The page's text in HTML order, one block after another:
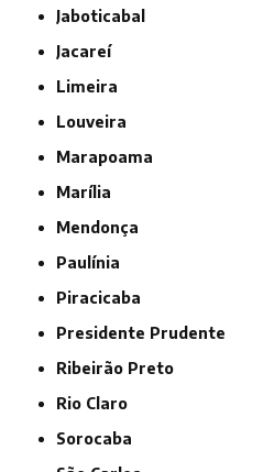
Jaboticabal
Jacareí
Limeira
Louveira
Marapoama
Marília
Mendonça
Paulínia
Piracicaba
Presidente Prudente
Ribeirão Preto
Rio Claro
Sorocaba